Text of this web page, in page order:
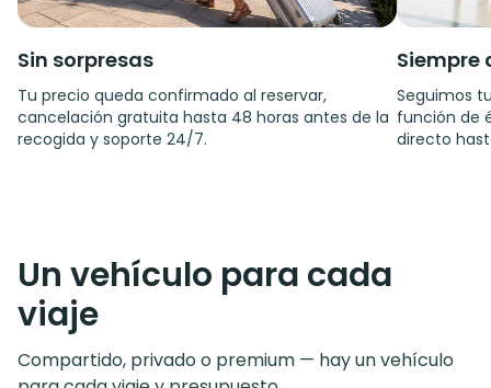
Sin sorpresas
Tu precio queda confirmado al reservar,
cancelación gratuita hasta 48 horas antes de la
recogida y soporte 24/7.
Siempre
Seguimos
función de
directo
Un vehículo para cada
viaje
Compartido, privado o premium — hay un vehículo